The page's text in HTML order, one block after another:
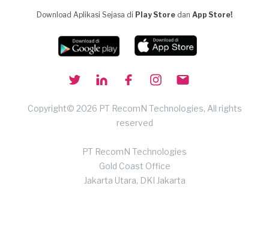
Download Aplikasi Sejasa di Play Store dan App Store!
Copyright© 2026 PT RecomN Technologies, All rights
reserved
PT RecomN Technologies
Gold Coast Office
Jakarta Utara, DKI Jakarta